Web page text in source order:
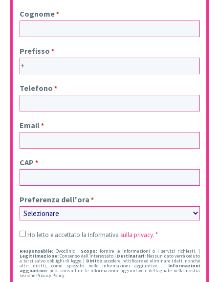
Cognome*
Prefisso *
Telefono *
Email*
CAP *
Preferenza dell'ora *
Legal
Ho letto e accettato la Informativa sulla privacy.*
Responsabile: Ovoclinic | Scopo:fornire le informazioni o i servizi richiesti. |
Legittimazione:Consenso dell’interessato | Destinatari: Nessun dato verrà ceduto
a terzi salvo obblighi di legge. | Diritti: accedere, rettificare ed eliminare i dati, nonché
altri diritti, come spiegato nelle informazioni aggiuntive. | Informazioni
aggiuntive: puoi consultare le informazioni aggiuntive e dettagliate nella nostra
sezione Privacy Policy.